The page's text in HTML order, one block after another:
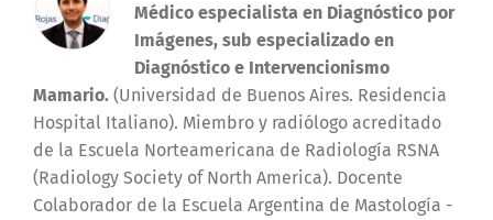
Médico especialista en Diagnóstico por
Imágenes, sub especializado en
Diagnóstico e Intervencionismo
Mamario. (Universidad de Buenos Aires. Residencia
Hospital Italiano). Miembro y radiólogo acreditado
de la Escuela Norteamericana de Radiología RSNA
(Radiology Society of North America). Docente
Colaborador de la Escuela Argentina de Mastología -